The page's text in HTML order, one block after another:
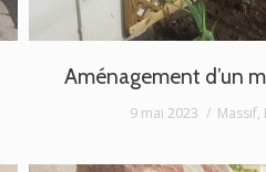
Aménagement d’un
9 mai 2023 Massif,